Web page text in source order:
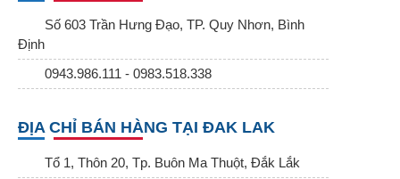
Số 603 Trần Hưng Đạo, TP. Quy Nhơn, Bình
Định
0943.986.111 - 0983.518.338
ĐỊA CHỈ BÁN HÀNG TẠI ĐAK LAK
Tổ 1, Thôn 20, Tp. Buôn Ma Thuột, Đắk Lắk